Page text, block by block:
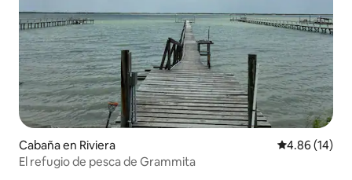
Cabaña en Riviera Calificación
4.86 (14)
El refugio de pesca de Grammita